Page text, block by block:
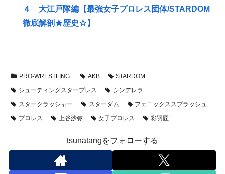
４ 大江戸隊編【最強女子プロレス団体/STARDOM
徹底解剖★歴史☆】
PRO-WRESTLING AKB
STARDOM
シューティングスタープレス
シンデレラ
スタークラッシャー
スターダム
フェニックススプラッシュ
プロレス
上谷沙弥 女子プロレス 彩羽匠
tsunatangをフォローする